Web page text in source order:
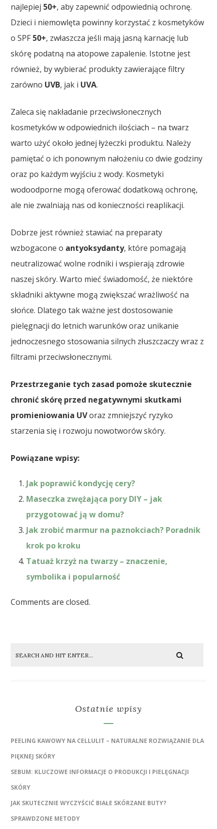
najlepiej 50+, aby zapewnić odpowiednią ochronę.
Dzieci i niemowlęta powinny korzystać z kosmetyków
o SPF 50+, zwłaszcza jeśli mają jasną karnację lub
skórę podatną na atopowe zapalenie. Istotne jest
również, by wybierać produkty zawierające filtry
zarówno UVB, jak i UVA.
Zaleca się nakładanie przeciwsłonecznych
kosmetyków w odpowiednich ilościach – na twarz
warto użyć około jednej łyżeczki produktu. Należy
pamiętać o ich ponownym nałożeniu co dwie godziny
oraz po każdym wyjściu z wody. Kosmetyki
wodoodporne mogą oferować dodatkową ochronę,
ale nie zwalniają nas od konieczności reaplikacji.
Dobrze jest również stawiać na preparaty
wzbogacone o antyoksydanty, które pomagają
neutralizować wolne rodniki i wspierają zdrowie
naszej skóry. Warto mieć świadomość, że niektóre
składniki aktywne mogą zwiększać wrażliwość na
słońce. Dlatego tak ważne jest dostosowanie
pielęgnacji do letnich warunków oraz unikanie
jednoczesnego stosowania silnych złuszczaczy wraz z
filtrami przeciwsłonecznymi.
Przestrzeganie tych zasad pomoże skutecznie
chronić skórę przed negatywnymi skutkami
promieniowania UVoraz zmniejszyć ryzyko
starzenia się i rozwoju nowotworów skóry.
Powiązane wpisy:
Jak poprawić kondycję cery?
Maseczka zwężająca pory DIY – jak
przygotować ją w domu?
Jak zrobić marmur na paznokciach? Poradnik
krok po kroku
Tatuaż krzyż na twarzy – znaczenie,
symbolika i popularność
Comments are closed.
Ostatnie wpisy
PEELING KAWOWY NA CELLULIT – NATURALNE ROZWIĄZANIE DLA
PIĘKNEJ SKÓRY
SEBUM: KLUCZOWE INFORMACJE O PRODUKCJI I PIELĘGNACJI
SKÓRY
JAK SKUTECZNIE WYCZYŚCIĆ BIAŁE SKÓRZANE BUTY?
SPRAWDZONE METODY